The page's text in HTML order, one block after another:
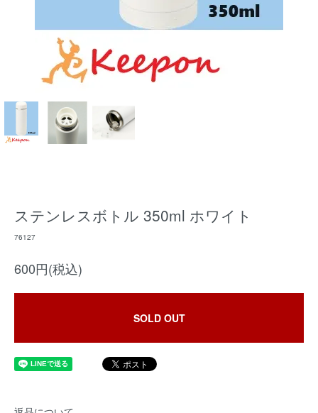
ステンレスボトル 350ml ホワイト
76127
600円(税込)
SOLD OUT